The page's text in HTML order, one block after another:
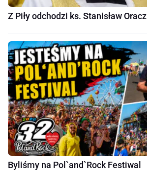
Z Piły odchodzi ks. Stanisław Oracz
Byliśmy na Pol`and`Rock Festiwal